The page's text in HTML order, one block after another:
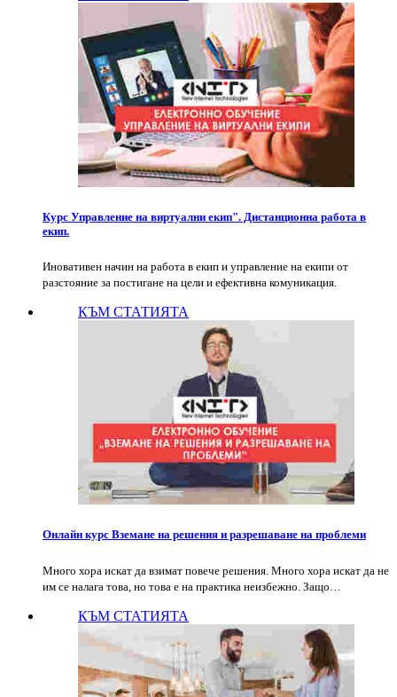
Курс Управление на виртуални екип". Дистанционна работа в
екип.
Иновативен начин на работа в екип и управление на екипи от
разстояние за постигане на цели и ефективна комуникация.
КЪМ СТАТИЯТА
Онлайн курс Вземане на решения и разрешаване на проблеми
Много хора искат да взимат повече решения. Много хора искат да не
им се налага това, но това е на практика неизбежно. Защо…
КЪМ СТАТИЯТА